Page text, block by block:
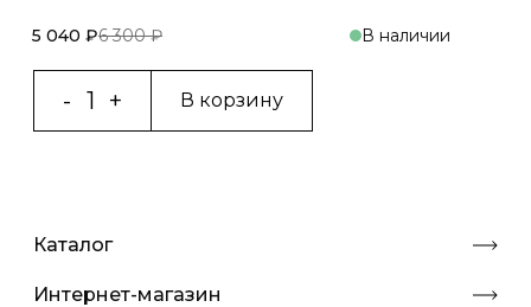
5 040 ₽6 300 ₽ В наличии
В корзину
Каталог
Интернет-магазин